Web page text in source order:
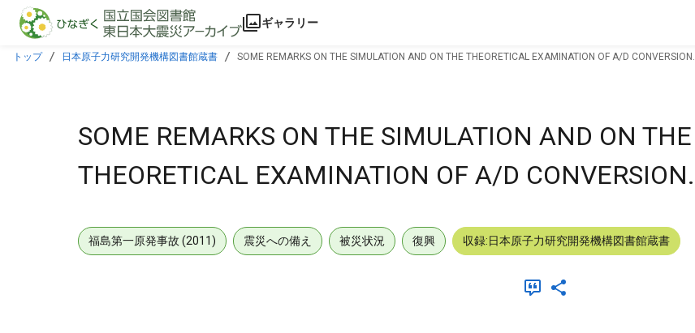
本文に飛ぶ
ギャラリー
トップ 日本原子力研究開発機構図書館蔵書 SOME REMARKS ON THE SIMULATION AND ON THE THEORETICAL EXAMINATION OF A/D CONVERSION.
SOME REMARKS ON THE SIMULATION AND ON THE
THEORETICAL EXAMINATION OF A/D CONVERSION.
福島第一原発事故 (2011) 震災への備え 被災状況 復興 収録:日本原子力研究開発機構図書館蔵書